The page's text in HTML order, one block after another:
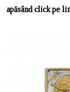
apăsând click pe